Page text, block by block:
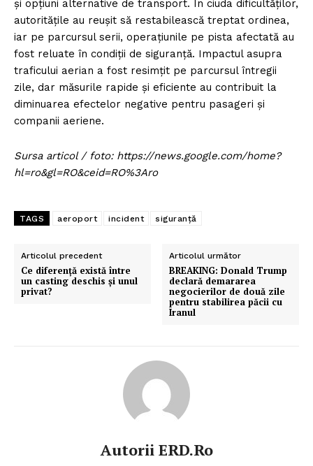
și opțiuni alternative de transport. În ciuda dificultăților,
autoritățile au reușit să restabilească treptat ordinea,
iar pe parcursul serii, operațiunile pe pista afectată au
fost reluate în condiții de siguranță. Impactul asupra
traficului aerian a fost resimțit pe parcursul întregii
zile, dar măsurile rapide și eficiente au contribuit la
diminuarea efectelor negative pentru pasageri și
companii aeriene.
Sursa articol / foto: https://news.google.com/home?
hl=ro&gl=RO&ceid=RO%3Aro
TAGS aeroport incident siguranță
Articolul precedent
Ce diferență există între
un casting deschis și unul
privat?
Articolul următor
BREAKING: Donald Trump
declară demararea
negocierilor de două zile
pentru stabilirea păcii cu
Iranul
Autorii ERD.ro